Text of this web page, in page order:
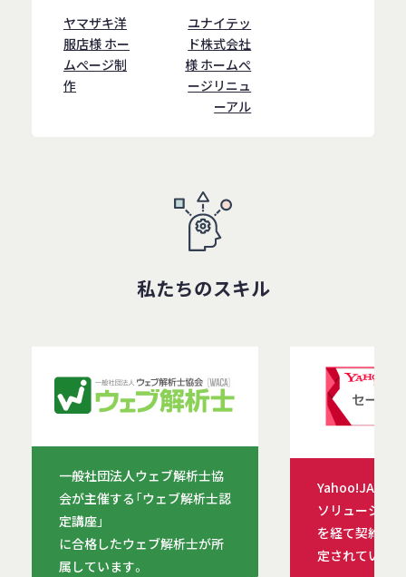
ヤマザキ洋
服店様 ホー
ムぺージ制
作
ユナイテッ
ド株式会社
様 ホームぺ
ージリニュ
ーアル
私たちのスキル
一般社団法人ウェブ解析士協
会が主催する「ウェブ解析士認
定講座」
に合格したウェブ解析士が所
属しています。
Yahoo!JAPAN
ソリューショ
を経て契約を
定されていま